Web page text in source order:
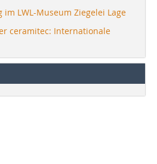
LWL-Museum Ziegelei Lage
ceramitec: Internationale